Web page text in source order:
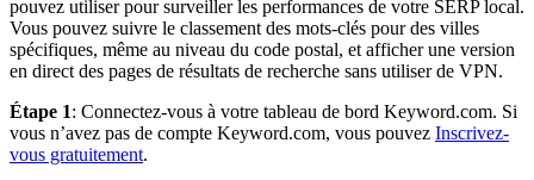
pouvez utiliser pour surveiller les performances de votre SERP local.
Vous pouvez suivre le classement des mots-clés pour des villes
spécifiques, même au niveau du code postal, et afficher une version
en direct des pages de résultats de recherche sans utiliser de VPN.
Étape 1: Connectez-vous à votre tableau de bord Keyword.com. Si
vous n’avez pas de compte Keyword.com, vous pouvez Inscrivez-
vous gratuitement.